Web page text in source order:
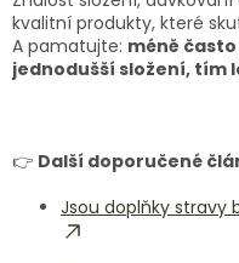
kvalitní produkty, které
A pamatujte: méně
jednodušší složení, tím
👉 Další doporučené
Jsou doplňky stravy